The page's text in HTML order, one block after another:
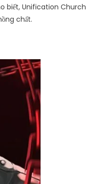
biết, Unification Church
chất.